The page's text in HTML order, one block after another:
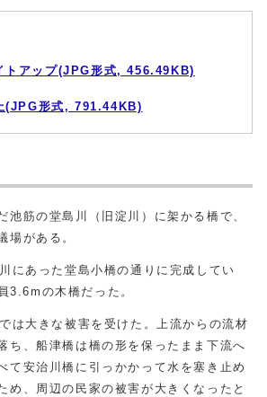
トアップ(JPG形式, 456.49KB)
(JPG形式, 791.44KB)
筋の堂島川（旧淀川）に架かる橋で、
場がある。
にあった堂島小橋の通りに完成してい
3.6mの木橋だった。
は大きな被害を受けた。上流からの流材
ち、船津橋は橋の形を保ったまま下流へ
て安治川橋に引っかかって水を塞き止め
め、周辺の民家の被害が大きくなったと